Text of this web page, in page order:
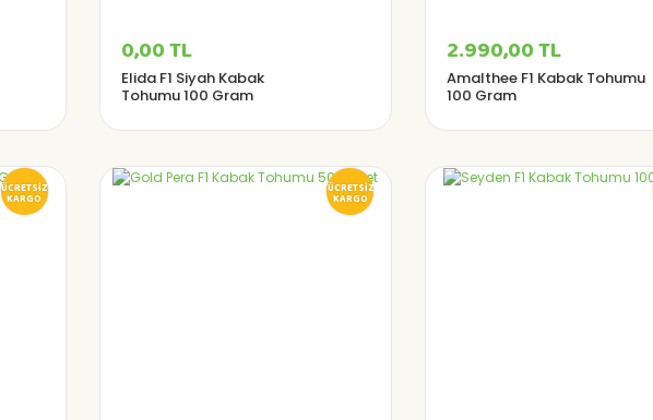
0,00 TL
Elida F1 Siyah Kabak
Tohumu 100 Gram
2.990,00 TL
Amalthee F1 Kabak Tohumu
100 Gram
ÜCRETSİZ
KARGO
ÜCRETSİZ
KARGO